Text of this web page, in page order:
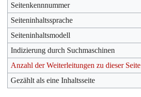
Seitenkennnummer
Seiteninhaltssprache
Seiteninhaltsmodell
Indizierung durch Suchmaschinen
Anzahl der Weiterleitungen zu dieser Seite
Gezählt als eine Inhaltsseite